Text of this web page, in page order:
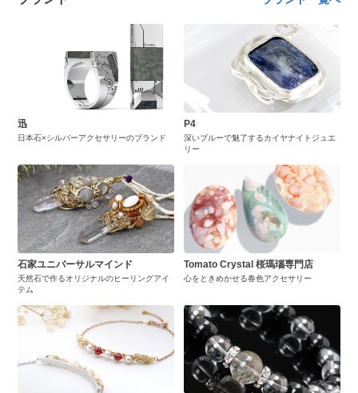
迅
日本石×シルバーアクセサリーのブランド
P4
深いブルーで魅了するカイヤナイトジュエ
リー
石家ユニバーサルマインド
天然石で作るオリジナルのヒーリングアイ
テム
Tomato Crystal 桜瑪瑙専門店
心をときめかせる春色アクセサリー